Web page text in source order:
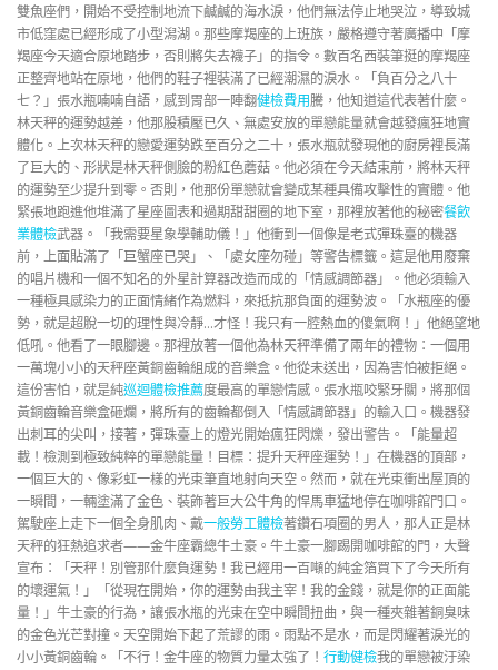
雙魚座們，開始不受控制地流下鹹鹹的海水淚，他們無法停止地哭泣，導致城
市低窪處已經形成了小型潟湖。那些摩羯座的上班族，嚴格遵守著廣播中「摩
羯座今天適合原地踏步，否則將失去襪子」的指令。數百名西裝筆挺的摩羯座
正整齊地站在原地，他們的鞋子裡裝滿了已經潮濕的淚水。「負百分之八十
七？」張水瓶喃喃自語，感到胃部一陣翻健檢費用騰，他知道這代表著什麼。
林天秤的運勢越差，他那股積壓已久、無處安放的單戀能量就會越發瘋狂地實
體化。上次林天秤的戀愛運勢跌至百分之二十，張水瓶就發現他的廚房裡長滿
了巨大的、形狀是林天秤側臉的粉紅色蘑菇。他必須在今天結束前，將林天秤
的運勢至少提升到零。否則，他那份單戀就會變成某種具備攻擊性的實體。他
緊張地跑進他堆滿了星座圖表和過期甜甜圈的地下室，那裡放著他的秘密餐飲
業體檢武器。「我需要星象學輔助儀！」他衝到一個像是老式彈珠臺的機器
前，上面貼滿了「巨蟹座已哭」、「處女座勿碰」等警告標籤。這是他用廢棄
的唱片機和一個不知名的外星計算器改造而成的「情感調節器」。他必須輸入
一種極具感染力的正面情緒作為燃料，來抵抗那負面的運勢波。「水瓶座的優
勢，就是超脫一切的理性與冷靜…才怪！我只有一腔熱血的傻氣啊！」他絕望地
低吼。他看了一眼腳邊。那裡放著一個他為林天秤準備了兩年的禮物：一個用
一萬塊小小的天秤座黃銅齒輪組成的音樂盒。他從未送出，因為害怕被拒絕。
這份害怕，就是純巡迴體檢推薦度最高的單戀情感。張水瓶咬緊牙關，將那個
黃銅齒輪音樂盒砸爛，將所有的齒輪都倒入「情感調節器」的輸入口。機器發
出刺耳的尖叫，接著，彈珠臺上的燈光開始瘋狂閃爍，發出警告。「能量超
載！檢測到極致純粹的單戀能量！目標：提升天秤座運勢！」在機器的頂部，
一個巨大的、像彩虹一樣的光束筆直地射向天空。然而，就在光束衝出屋頂的
一瞬間，一輛塗滿了金色、裝飾著巨大公牛角的悍馬車猛地停在咖啡館門口。
駕駛座上走下一個全身肌肉、戴一般勞工體檢著鑽石項圈的男人，那人正是林
天秤的狂熱追求者——金牛座霸總牛土豪。牛土豪一腳踢開咖啡館的門，大聲
宣布：「天秤！別管那什麼負運勢！我已經用一百噸的純金箔買下了今天所有
的壞運氣！」「從現在開始，你的運勢由我主宰！我的金錢，就是你的正面能
量！」牛土豪的行為，讓張水瓶的光束在空中瞬間扭曲，與一種夾雜著銅臭味
的金色光芒對撞。天空開始下起了荒謬的雨。雨點不是水，而是閃耀著淚光的
小小黃銅齒輪。「不行！金牛座的物質力量太強了！ 行動健檢我的單戀被汙染